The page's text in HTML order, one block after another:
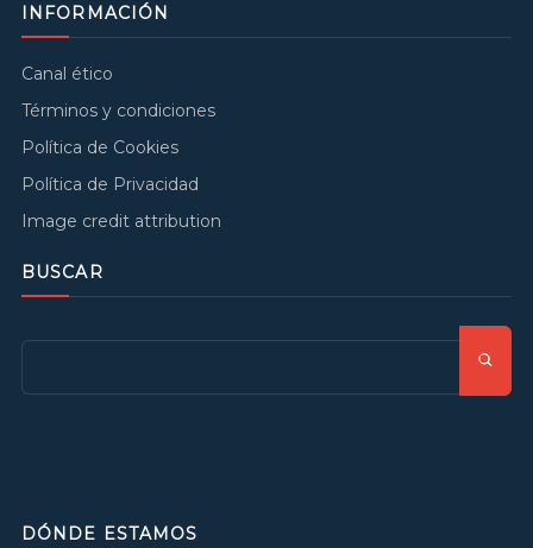
INFORMACIÓN
Canal ético
Términos y condiciones
Política de Cookies
Política de Privacidad
Image credit attribution
BUSCAR
DÓNDE ESTAMOS